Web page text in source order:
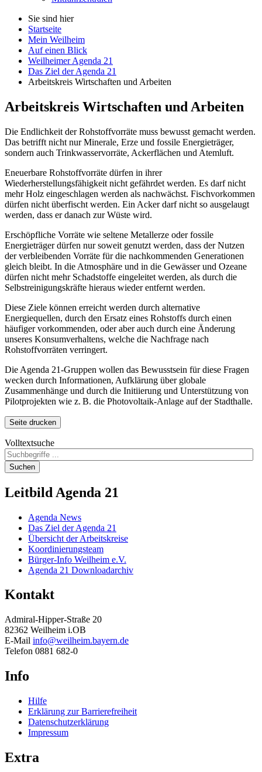
Sie sind hier
Startseite
Mein Weilheim
Auf einen Blick
Weilheimer Agenda 21
Das Ziel der Agenda 21
Arbeitskreis Wirtschaften und Arbeiten
Arbeitskreis Wirtschaften und Arbeiten
Die Endlichkeit der Rohstoffvorräte muss bewusst gemacht werden.
Das betrifft nicht nur Minerale, Erze und fossile Energieträger,
sondern auch Trinkwasservorräte, Ackerflächen und Atemluft.
Eneuerbare Rohstoffvorräte dürfen in ihrer
Wiederherstellungsfähigkeit nicht gefährdet werden. Es darf nicht
mehr Holz eingeschlagen werden als nachwächst. Fischvorkommen
dürfen nicht überfischt werden. Ein Acker darf nicht so ausgelaugt
werden, dass er danach zur Wüste wird.
Erschöpfliche Vorräte wie seltene Metallerze oder fossile
Energieträger dürfen nur soweit genutzt werden, dass der Nutzen
der verbleibenden Vorräte für die nachkommenden Generationen
gleich bleibt. In die Atmosphäre und in die Gewässer und Ozeane
dürfen nicht mehr Schadstoffe eingeleitet werden, als durch die
Selbstreinigungskräfte hieraus wieder entfernt werden.
Diese Ziele können erreicht werden durch alternative
Energiequellen, durch den Ersatz eines Rohstoffs durch einen
häufiger vorkommenden, oder aber auch durch eine Änderung
unseres Konsumverhaltens, welche die Nachfrage nach
Rohstoffvorräten verringert.
Die Agenda 21-Gruppen wollen das Bewusstsein für diese Fragen
wecken durch Informationen, Aufklärung über globale
Zusammenhänge und durch die Initiierung und Unterstützung von
Pilotprojekten wie z. B. die Photovoltaik-Anlage auf der Stadthalle.
Seite drucken
Volltextsuche
Suchen
Leitbild Agenda 21
Agenda News
Das Ziel der Agenda 21
Übersicht der Arbeitskreise
Koordinierungsteam
Bürger-Info Weilheim e.V.
Agenda 21 Downloadarchiv
Kontakt
Admiral-Hipper-Straße 20
82362 Weilheim i.OB
E-Mail info@weilheim.bayern.de
Telefon 0881 682-0
Info
Hilfe
Erklärung zur Barrierefreiheit
Datenschutzerklärung
Impressum
Extra